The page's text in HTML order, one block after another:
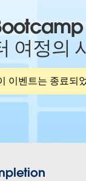
여정의
이벤트는 종료되